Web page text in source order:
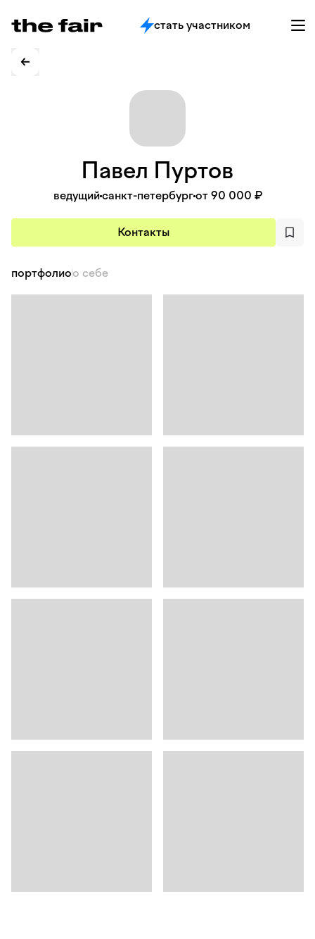
стать участником
Павел Пуртов
ведущийсанкт-петербургот 90 000 ₽
Контакты
портфолиоо себе